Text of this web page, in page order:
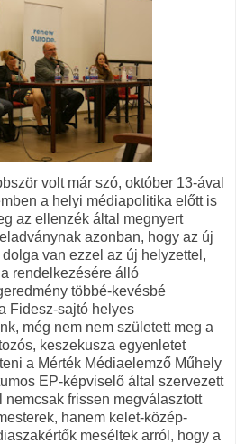
volt már szó, október 13-ával
a helyi médiapolitika előtt is
az ellenzék által megnyert
azonban, hogy az új
van ezzel az új helyzettel,
rendelkezésére álló
többé-kevésbé
Fidesz-sajtó helyes
még nem nem született meg a
keszekusza egyenletet
a Mérték Médiaelemző Műhely
EP-képviselő által szervezett
nemcsak frissen megválasztott
hanem kelet-közép-
meséltek arról, hogy a